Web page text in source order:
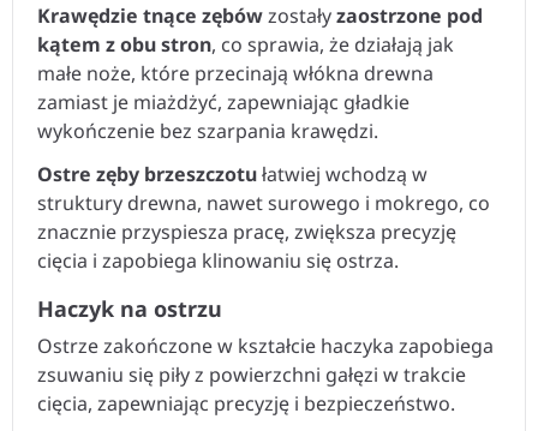
Krawędzie tnące zębówzostałyzaostrzone pod
kątem z obu stron, co sprawia, że działają jak
małe noże, które przecinają włókna drewna
zamiast je miażdżyć, zapewniając gładkie
wykończenie bez szarpania krawędzi.
Ostre zęby brzeszczotułatwiej wchodzą w
struktury drewna, nawet surowego i mokrego, co
znacznie przyspiesza pracę, zwiększa precyzję
cięcia i zapobiega klinowaniu się ostrza.
Haczyk na ostrzu
Ostrze zakończone w kształcie haczyka zapobiega
zsuwaniu się piły z powierzchni gałęzi w trakcie
cięcia, zapewniając precyzję i bezpieczeństwo.